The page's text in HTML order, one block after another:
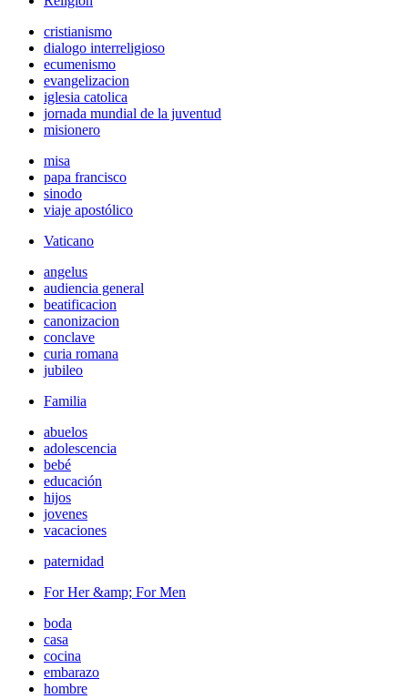
cristianismo
dialogo interreligioso
ecumenismo
evangelizacion
iglesia catolica
jornada mundial de la juventud
misionero
misa
papa francisco
sinodo
viaje apostólico
Vaticano
angelus
audiencia general
beatificacion
canonizacion
conclave
curia romana
jubileo
Familia
abuelos
adolescencia
bebé
educación
hijos
jovenes
vacaciones
paternidad
For Her &amp; For Men
boda
casa
cocina
embarazo
hombre